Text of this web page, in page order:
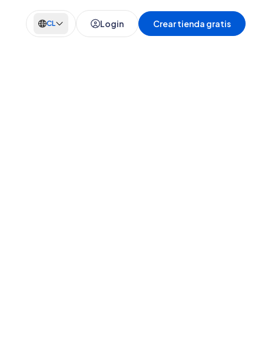
CL Login Crear tienda gratis